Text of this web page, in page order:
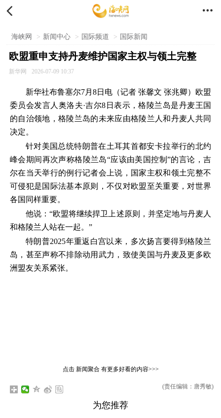
 
海峡网 > 新闻中心 > 国际频道 > 国际新闻
欧盟重申支持丹麦维护国家主权与领土完整
新华网 2026-07-09 10:37
新华社布鲁塞尔7月8日电（记者 张馨文 张兆卿）欧盟
委员会发言人奥洛夫·吉尔8日表示，格陵兰岛是丹麦王国
的自治领地，格陵兰岛的未来应由格陵兰人和丹麦人共同
决定。
针对美国总统特朗普在土耳其首都安卡拉举行的北约
峰会期间再次声称格陵兰岛“应该由美国控制”的言论，吉
尔在当天举行的例行记者会上说，国家主权和领土完整不
可侵犯是国际法基本原则，不仅对欧盟至关重要，对世界
各国同样重要。
他说：“欧盟将继续捍卫上述原则，并坚定地与丹麦人
和格陵兰人站在一起。”
特朗普2025年重返白宫以来，多次扬言要得到格陵兰
岛，甚至声称不排除动用武力，致使美国与丹麦及更多欧
洲盟友关系紧张。
点击 新闻聚合有更多好看的内容>>>
(责任编辑：唐秀敏)
为您推荐